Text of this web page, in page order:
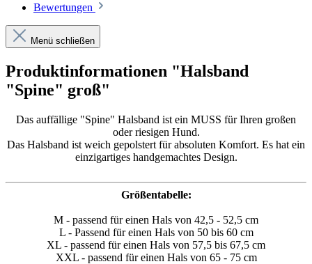
Bewertungen
Menü schließen
Produktinformationen "Halsband
"Spine" groß"
Das auffällige "Spine" Halsband ist ein MUSS für Ihren großen
oder riesigen Hund.
Das Halsband ist weich gepolstert für absoluten Komfort. Es hat ein
einzigartiges handgemachtes Design.
Größentabelle:
M - passend für einen Hals von 42,5 - 52,5 cm
L - Passend für einen Hals von 50 bis 60 cm
XL - passend für einen Hals von 57,5 bis 67,5 cm
XXL - passend für einen Hals von 65 - 75 cm